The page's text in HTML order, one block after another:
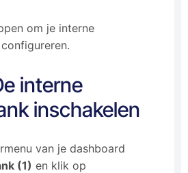
om je interne
interne
inschakelen
van je dashboard
(1) en klik op